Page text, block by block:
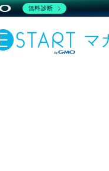
マ
無料診断